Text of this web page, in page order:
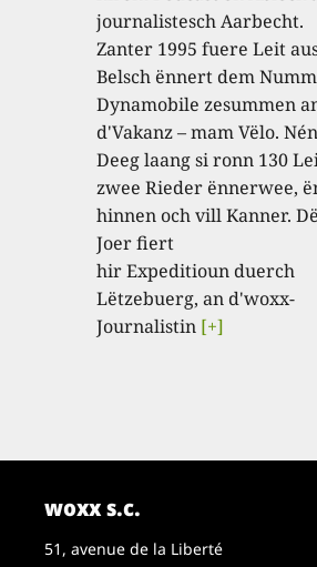
journalistesch Aarbecht.
Zanter 1995 fuere Leit
Belsch ënnert dem Numm
Dynamobile zesummen
d'Vakanz – mam Vëlo.
Deeg laang si ronn 130
zwee Rieder ënnerwee,
hinnen och vill Kanner.
Joer fiert
hir Expeditioun duerch
Lëtzebuerg, an d'woxx-
Journalistin [+]
woxx s.c.
51, avenue de la Liberté